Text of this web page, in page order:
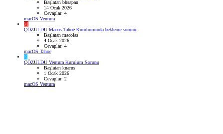
Başlatan bhsapan
14 Ocak 2026
Cevaplar: 4
macOS Ventura
M
ÇÖZÜLDÜ Macos Tahoe Kurulumunda bekleme sorunu
Başlatan macolas
4 Ocak 2026
Cevaplar: 4
macOS Tahoe
K
ÇÖZÜLDÜ Ventura Kurulum Sorunu
Başlatan knarus
1 Ocak 2026
Cevaplar: 2
macOS Ventura